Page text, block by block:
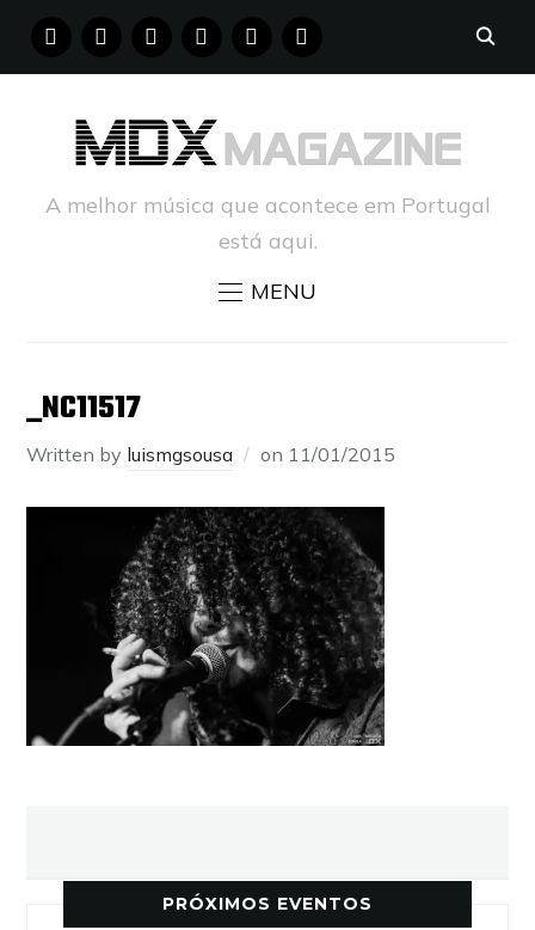
FACEBOOKINSTAGRAM
YOUTUBE PINTERESTTUMBLR
A melhor música que acontece em Portugal
está aqui.
MENU
_NC11517
Written by luismgsousa on 11/01/2015
PRÓXIMOS EVENTOS